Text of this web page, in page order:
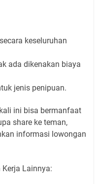
keseluruhan
ada dikenakan biaya
jenis penipuan.
ini bisa bermanfaat
share ke teman,
informasi lowongan
Lainnya: